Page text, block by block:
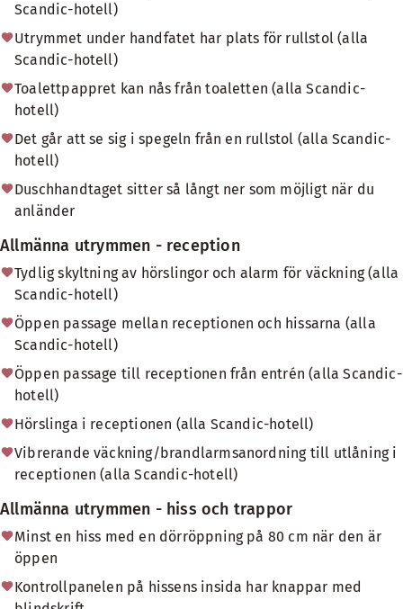
Scandic-hotell)
Utrymmet under handfatet har plats för rullstol (alla
Scandic-hotell)
Toalettpappret kan nås från toaletten (alla Scandic-
hotell)
Det går att se sig i spegeln från en rullstol (alla Scandic-
hotell)
Duschhandtaget sitter så långt ner som möjligt när du
anländer
Allmänna utrymmen - reception
Tydlig skyltning av hörslingor och alarm för väckning (alla
Scandic-hotell)
Öppen passage mellan receptionen och hissarna (alla
Scandic-hotell)
Öppen passage till receptionen från entrén (alla Scandic-
hotell)
Hörslinga i receptionen (alla Scandic-hotell)
Vibrerande väckning/brandlarmsanordning till utlåning i
receptionen (alla Scandic-hotell)
Allmänna utrymmen - hiss och trappor
Minst en hiss med en dörröppning på 80 cm när den är
öppen
Kontrollpanelen på hissens insida har knappar med